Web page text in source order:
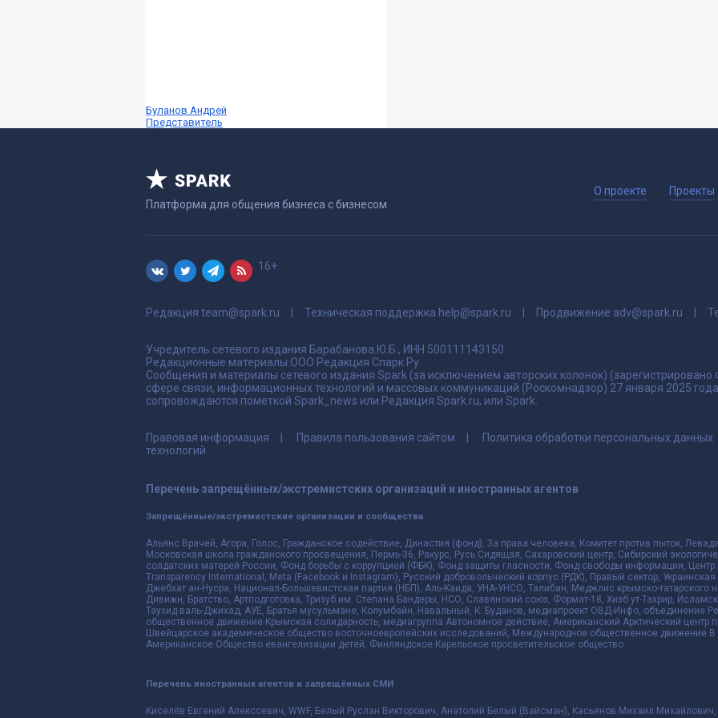
Буланов Андрей
Представитель
Платформа для общения бизнеса с бизнесом
О проекте Проекты
16+
Редакция team@spark.ru Техническая поддержка help@spark.ru Продвижение adv@spark.ru
Учредитель сетевого издания Барабанова.Ю.Б., ИНН 500111143150
Редакционные материалы ООО Редакция Спарк Ру
Сообщения и материалы сетевого издания Spark (за исключением авторских колонок)
сфере связи, информационных технологий и массовых коммуникаций (Роскомнадзор) 27 января 2025
сопровождаются пометкой Spark_news или Редакция Spark.ru, или Spark.
Правовая информация Правила пользования сайтом
Политика обработки персональных данных
технологий
Перечень запрещённых/экстремистских организаций и иностранных агентов
Запрещённые/экстремистские организации и сообщества
Альянс Врачей, Агора, Голос, Гражданское содействие, Династия (фонд), За права человека, Комитет против пыток,
Московская школа гражданского просвещения, Пермь-36, Ракурс, Русь Сидящая, Сахаровский центр, Сибирский
солдатских матерей России, Фонд борьбы с коррупцией (ФБК), Фонд защиты гласности, Фонд свободы информации,
Transparency International, Meta (Facebook и Instagram), Русский добровольческий корпус (РДК), Правый сектор,
Джебхат ан-Нусра, Национал-Большевистская партия (НБП), Аль-Каида, УНА-УНСО, Талибан, Меджлис крымско-татарского
Дивижн, Братство, Артподготовка, Тризуб им. Степана Бандеры, НСО, Славянский союз, Формат-18, Хизб ут-Тахрир,
Таухид валь-Джихад, АУЕ, Братья мусульмане, Колумбайн, Навальный, К. Буданов, медиапроект ОВД-Инфо, объединение
общественное движение Крымская солидарность, медиагруппа Автономное действие, Американский Арктический центр
Швейцарское академическое общество восточноевропейских исследований, Международное общественное движение В
Американское Общество евангелизации детей, Финляндское Карельское просветительское общество.
Перечень иностранных агентов и запрещённых СМИ
Киселёв Евгений Алекссевич, WWF, Белый Руслан Викторович, Анатолий Белый (Вайсман), Касьянов Михаил